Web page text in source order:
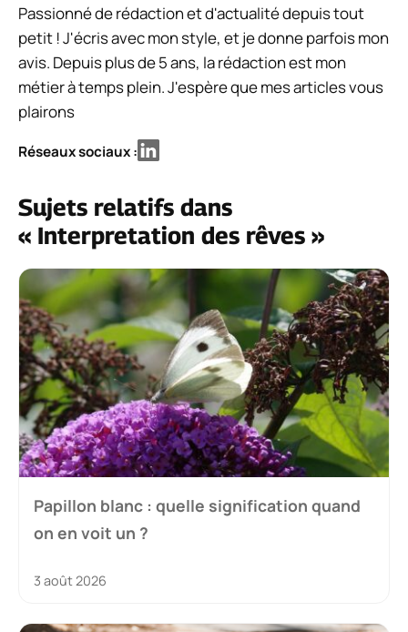
Passionné de rédaction et d'actualité depuis tout
petit ! J'écris avec mon style, et je donne parfois mon
avis. Depuis plus de 5 ans, la rédaction est mon
métier à temps plein. J'espère que mes articles vous
plairons
Réseaux sociaux :
Sujets relatifs dans
« Interpretation des rêves »
Papillon blanc : quelle signification quand
on en voit un ?
3 août 2026